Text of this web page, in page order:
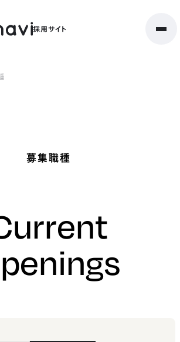
募集職種